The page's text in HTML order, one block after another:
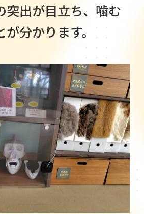
突出が目立ち、噛む
分かります。